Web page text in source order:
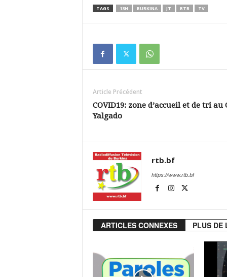
TAGS 13H BURKINA JT RTB TV
Article Précédent
COVID19: zone d’accueil et de tri au
Yalgado
rtb.bf
https://www.rtb.bf
ARTICLES CONNEXES PLUS DE